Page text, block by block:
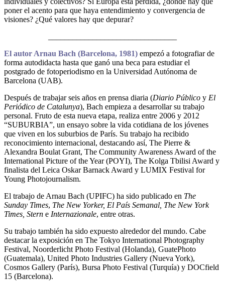
poner el acento para que haya entendimiento y convergencia de
visiones? ¿Qué valores hay que depurar?
El autor Arnau Bach (Barcelona, 1981) empezó a fotografiar de
forma autodidacta hasta que ganó una beca para estudiar el
postgrado de fotoperiodismo en la Universidad Autónoma de
Barcelona (UAB).
Después de trabajar seis años en prensa diaria (Diario Público y El
Periódico de Catalunya), Bach empieza a desarrollar su trabajo
personal. Fruto de esta nueva etapa, realiza entre 2006 y 2012
“SUBURBIA”, un ensayo sobre la vida cotidiana de los jóvenes
que viven en los suburbios de París. Su trabajo ha recibido
reconocimiento internacional, destacando así, The Pierre &
Alexandra Boulat Grant, The Community Awareness Award of the
International Picture of the Year (POYI), The Kolga Tbilisi Award y
finalista del Leica Oskar Barnack Award y LUMIX Festival for
Young Photojournalism.
El trabajo de Arnau Bach (UPIFC) ha sido publicado en The
Sunday Times, The New Yorker, El País Semanal, The New York
Times, Stern e Internazionale, entre otras.
Su trabajo también ha sido expuesto alrededor del mundo. Cabe
destacar la exposición en The Tokyo International Photography
Festival, Noorderlicht Photo Festival (Holanda), GuatePhoto
(Guatemala), United Photo Industries Gallery (Nueva York),
Cosmos Gallery (París), Bursa Photo Festival (Turquía) y DOCfield
15 (Barcelona).